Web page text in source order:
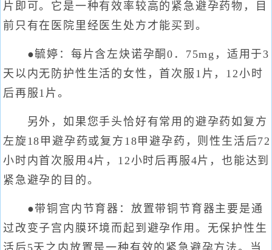
片即可。它是一种有效率较高的紧急避孕药物，目
前只有在医院里经医生处方才能买到。
●毓婷：每片含左炔诺孕酮0．75mg，适用于3
天以内无防护性生活的女性，首次服1片，12小时
后再服1片。
另外，如果您手头恰好有常用的避孕药如复方
左旋18甲避孕药或复方18甲避孕药，则性生活后72
小时内首次服用4片，12小时后再服4片，也能达到
紧急避孕的目的。
●带铜宫内节育器：放置带铜节育器主要是通
过改变子宫内膜环境而起到避孕作用。无保护性生
活后5天之内放置是一种有效的紧急避孕方法。当